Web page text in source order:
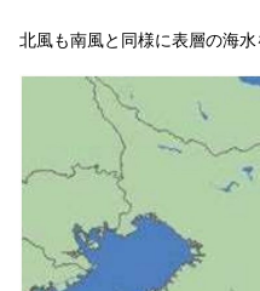
北風も南風と同様に表層の海